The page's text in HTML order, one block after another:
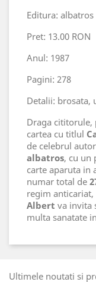
Editura: albatros
Pret: 13.00 RON
Anul: 1987
Pagini: 278
Detalii: brosata,
Draga cititorule,
cartea cu titlul
de celebrul autor
albatros, cu un
carte aparuta in
numar total de
regim anticariat,
Albert va invita
multa sanatate
Ultimele noutati si